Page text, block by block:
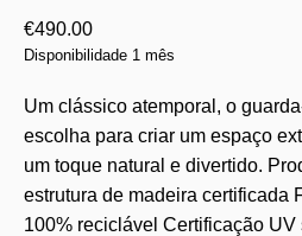
€490.00
Disponibilidade 1 mês
Um clássico atemporal, o
escolha para criar um espaço
um toque natural e divertido.
estrutura de madeira certificada
100% reciclável Certificação UV